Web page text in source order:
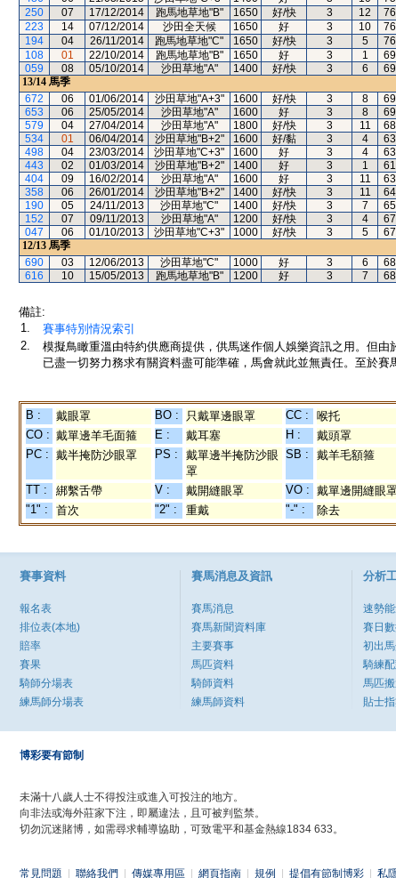
250
07 17/12/2014 跑馬地草地"B" 1650 好/快 3 12 76
223
14 07/12/2014 沙田全天候 1650 好 3 10 76
194
04 26/11/2014 跑馬地草地"C" 1650 好/快 3 5 76
108
01 22/10/2014 跑馬地草地"B" 1650 好 3 1 69
059
08 05/10/2014 沙田草地"A" 1400 好/快 3 6 69
13/14 馬季
672
06 01/06/2014 沙田草地"A+3" 1600 好/快 3 8 69
653
06 25/05/2014 沙田草地"A" 1600 好 3 8 69
579
04 27/04/2014 沙田草地"A" 1800 好/快 3 11 68
534
01 06/04/2014 沙田草地"B+2" 1600 好/黏 3 4 63
498
04 23/03/2014 沙田草地"C+3" 1600 好 3 4 63
443
02 01/03/2014 沙田草地"B+2" 1400 好 3 1 61
404
09 16/02/2014 沙田草地"A" 1600 好 3 11 63
358
06 26/01/2014 沙田草地"B+2" 1400 好/快 3 11 64
190
05 24/11/2013 沙田草地"C" 1400 好/快 3 7 65
152
07 09/11/2013 沙田草地"A" 1200 好/快 3 4 67
047
06 01/10/2013 沙田草地"C+3" 1000 好/快 3 5 67
12/13 馬季
690
03 12/06/2013 沙田草地"C" 1000 好 3 6 68
616
10 15/05/2013 跑馬地草地"B" 1200 好 3 7 68
備註:
1.
賽事特別情況索引
2.
模擬鳥瞰重溫由特約供應商提供，供馬迷作個人娛樂資訊之用。但
已盡一切努力務求有關資料盡可能準確，馬會就此並無責任。至於賽
B : 戴眼罩 BO : 只戴單邊眼罩 CC : 喉托
CO : 戴單邊羊毛面箍 E : 戴耳塞 H : 戴頭罩
PC : 戴半掩防沙眼罩 PS :
戴單邊半掩防沙眼
罩
SB : 戴羊毛額箍
TT : 綁繫舌帶 V : 戴開縫眼罩 VO : 戴單邊開縫眼
"1" :
首次 "2" : 重戴 "-" : 除去
賽事資料
報名表
排位表(本地)
賠率
賽果
騎師分場表
練馬師分場表
賽馬消息及資訊
賽馬消息
賽馬新聞資料庫
主要賽事
馬匹資料
騎師資料
練馬師資料
分析
速勢
賽日
初出
騎練
馬匹
貼士
博彩要有節制
未滿十八歲人士不得投注或進入可投注的地方。
向非法或海外莊家下注，即屬違法，且可被判監禁。
切勿沉迷賭博，如需尋求輔導協助，可致電平和基金熱線1834 633。
常見問題 聯絡我們 傳媒專用區 網頁指南 規例 提倡有節制博彩 私